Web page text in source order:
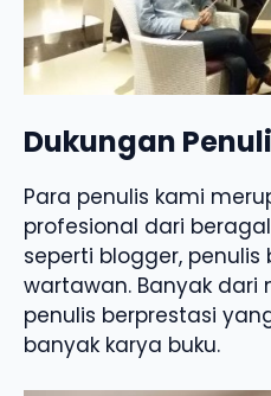
Dukungan
Para penulis kami
profesional dari
seperti blogger, penulis
wartawan. Banyak dari
penulis berprestasi
banyak karya buku.